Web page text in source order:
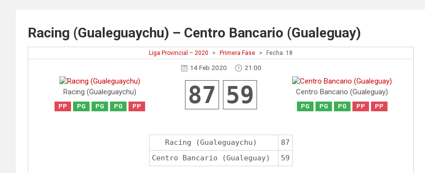
Racing (Gualeguaychu) – Centro Bancario (Gualeguay)
Liga Provincial – 2020 > Primera Fase > Fecha: 18
14 Feb 2020 21:00
Racing (Gualeguaychu)
PP PG PG PG PP 87 59 Centro Bancario (Gualeguay)
PG PG PG PP PP
Racing (Gualeguaychu)
87
Centro Bancario (Gualeguay)
59